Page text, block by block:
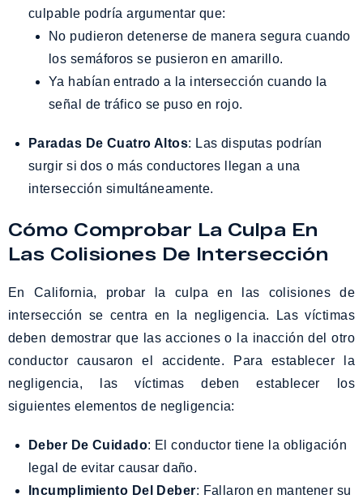
culpable podría argumentar que:
No pudieron detenerse de manera segura cuando
los semáforos se pusieron en amarillo.
Ya habían entrado a la intersección cuando la
señal de tráfico se puso en rojo.
Paradas De Cuatro Altos: Las disputas podrían
surgir si dos o más conductores llegan a una
intersección simultáneamente.
Cómo Comprobar La Culpa En
Las Colisiones De Intersección
En California, probar la culpa en las colisiones de
intersección se centra en la negligencia. Las víctimas
deben demostrar que las acciones o la inacción del otro
conductor causaron el accidente. Para establecer la
negligencia, las víctimas deben establecer los
siguientes elementos de negligencia:
Deber De Cuidado: El conductor tiene la obligación
legal de evitar causar daño.
Incumplimiento Del Deber: Fallaron en mantener su